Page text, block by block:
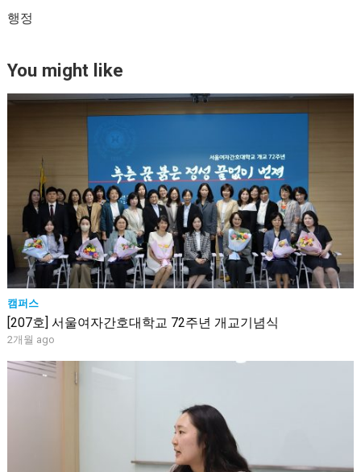
행정
You might like
캠퍼스
[207호] 서울여자간호대학교 72주년 개교기념식
2개월 ago